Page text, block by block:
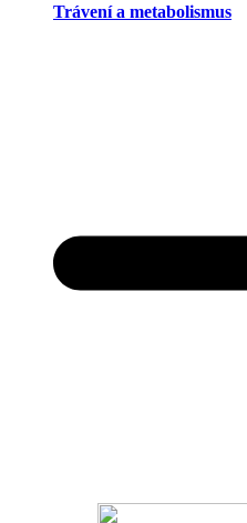
Trávení a metabolismus